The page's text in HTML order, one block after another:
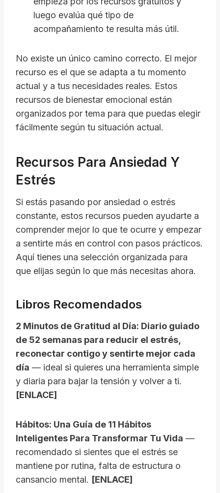
luego evalúa qué tipo de
acompañamiento te resulta más útil.
No existe un único camino correcto. El mejor
recurso es el que se adapta a tu momento
actual y a tus necesidades reales. Estos
recursos de bienestar emocional están
organizados por tema para que puedas elegir
fácilmente según tu situación actual.
Recursos Para Ansiedad Y
Estrés
Si estás pasando por ansiedad o estrés
constante, estos recursos pueden ayudarte a
comprender mejor lo que te ocurre y empezar
a sentirte más en control con pasos prácticos.
Aquí tienes una selección organizada para
que elijas según lo que más necesitas ahora.
Libros Recomendados
2 Minutos de Gratitud al Día: Diario guiado
de 52 semanas para reducir el estrés,
reconectar contigo y sentirte mejor cada
día — ideal si quieres una herramienta simple
y diaria para bajar la tensión y volver a ti.
[ENLACE]
Hábitos: Una Guía de 11 Hábitos
Inteligentes Para Transformar Tu Vida —
recomendado si sientes que el estrés se
mantiene por rutina, falta de estructura o
cansancio mental. [ENLACE]